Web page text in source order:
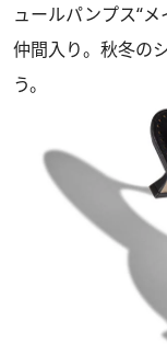
ュールパンプス“
仲間入り。秋冬の
う。